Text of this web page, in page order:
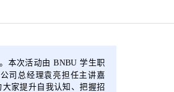
本次活动由 BNBU 学生职
司总经理袁亮担任主讲嘉
家提升自我认知、把握招